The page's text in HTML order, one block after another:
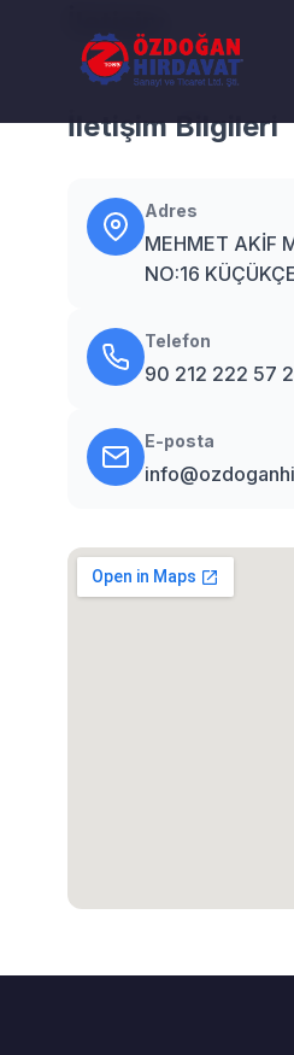
İletişim Bilgileri
Adres
MEHMET AKİF
NO:16
Telefon
90 212 222 57
E-posta